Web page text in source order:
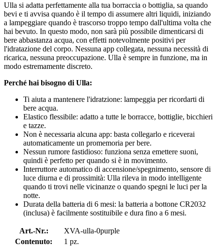
Ulla si adatta perfettamente alla tua borraccia o bottiglia, sa quando
bevi e ti avvisa quando è il tempo di assumere altri liquidi, iniziando
a lampeggiare quando è trascorso troppo tempo dall'ultima volta che
hai bevuto. In questo modo, non sarà più possibile dimenticarsi di
bere abbastanza acqua, con effetti notevolmente positivi per
l'idratazione del corpo. Nessuna app collegata, nessuna necessità di
ricarica, nessuna preoccupazione. Ulla è sempre in funzione, ma in
modo estremamente discreto.
Perché hai bisogno di Ulla:
Ti aiuta a mantenere l'idratzione: lampeggia per ricordarti di
bere acqua.
Elastico flessibile: adatto a tutte le borracce, bottiglie, bicchieri
e tazze.
Non è necessaria alcuna app: basta collegarlo e riceverai
automaticamente un promemoria per bere.
Nessun rumore fastidioso: funziona senza emettere suoni,
quindi è perfetto per quando si è in movimento.
Interruttore automatico di accensione/spegnimento, sensore di
luce diurna e di prossimità: Ulla rileva in modo intelligente
quando ti trovi nelle vicinanze o quando spegni le luci per la
notte.
Durata della batteria di 6 mesi: la batteria a bottone CR2032
(inclusa) è facilmente sostituibile e dura fino a 6 mesi.
Art.-Nr.:
XVA-ulla-0purple
Contenuto:
1 pz.